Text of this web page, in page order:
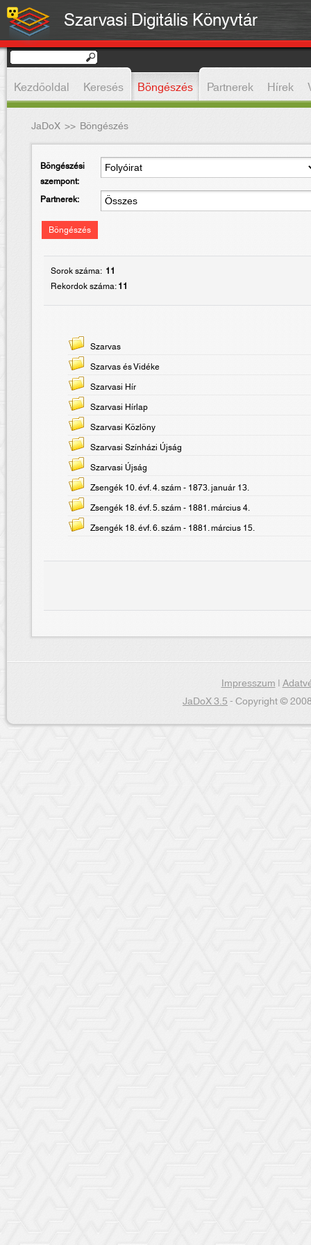
Szarvasi Digitális Könyvtár
Kezdőoldal Keresés Böngészés Partnerek Hírek
JaDoX>> Böngészés
Böngészési
szempont:
Partnerek:
Böngészés
Sorok száma: 11
Rekordok száma:11
Szarvas
Szarvas és Vidéke
Szarvasi Hír
Szarvasi Hírlap
Szarvasi Közlöny
Szarvasi Színházi Újság
Szarvasi Újság
Zsengék 10. évf. 4. szám - 1873. január 13.
Zsengék 18. évf. 5. szám - 1881. március 4.
Zsengék 18. évf. 6. szám - 1881. március 15.
Impresszum|
JaDoX 3.5- Copyright ©